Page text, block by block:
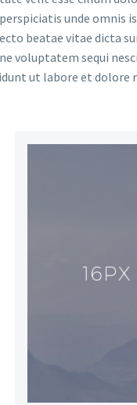
unde omnis
beatae vitae dicta
voluptatem sequi
ut labore et dolore